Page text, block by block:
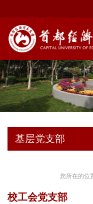
基层党支部
您所在的位
校工会党支部